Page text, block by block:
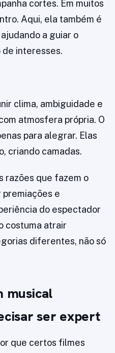
cortes. Em muitos
Aqui, ela também é
a guiar o
interesses.
clima, ambiguidade e
atmosfera própria. O
para alegrar. Elas
criando camadas.
razões que fazem o
premiações e
do espectador
costuma atrair
diferentes, não só
musical
ser expert
que certos filmes